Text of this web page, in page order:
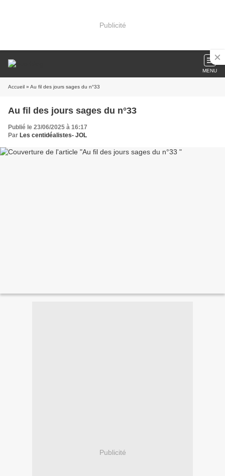
Publicité
MENU
Accueil » Au fil des jours sages du n°33
Au fil des jours sages du n°33
Publié le 23/06/2025 à 16:17
Par Les centidéalistes- JOL
Publicité